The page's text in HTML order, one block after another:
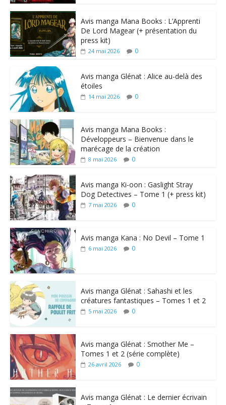
Avis manga Mana Books : L’Apprenti
De Lord Magear (+ présentation du
press kit)
24 mai 2026 0
Avis manga Glénat : Alice au-delà des
étoiles
14 mai 2026 0
Avis manga Mana Books :
Développeurs – Bienvenue dans le
marécage de la création
8 mai 2026 0
Avis manga Ki-oon : Gaslight Stray
Dog Detectives – Tome 1 (+ press kit)
7 mai 2026 0
Avis manga Kana : No Devil – Tome 1
6 mai 2026 0
Avis manga Glénat : Sahashi et les
créatures fantastiques – Tomes 1 et 2
5 mai 2026 0
Avis manga Glénat : Smother Me –
Tomes 1 et 2 (série complète)
26 avril 2026 0
Avis manga Glénat : Le dernier écrivain